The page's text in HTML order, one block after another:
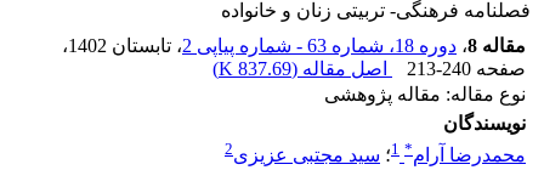
فصلنامه فرهنگی- تربیتی زنان و خانواده
مقاله 8
، دوره 18، شماره 63 - شماره پیاپی 2 ، تابستان 1402
،
صفحه 213-240 اصل مقاله (837.69 K
)
نوع مقاله: مقاله پژوهشی
نویسندگان
محمدرضا آرام*
1؛ سید مجتبی عزیزی2